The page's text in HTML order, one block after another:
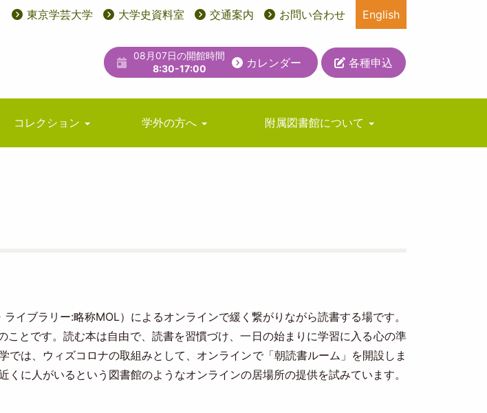
User
ユ
ィ
リ
テ
東京学芸大学 大学史資料室 交通案内 お問い合わせ English
08月07日の開館時間
8:30-17:00
カレンダー 各種申込
コレクション 学外の方へ 附属図書館について
ブラリー:略称MOL）によるオンラインで緩く繋がりながら読書する場です。
ことです。読む本は自由で、読書を習慣づけ、一日の始まりに学習に入る心の準
は、ウィズコロナの取組みとして、オンラインで「朝読書ルーム」を開設しま
に人がいるという図書館のようなオンラインの居場所の提供を試みています。